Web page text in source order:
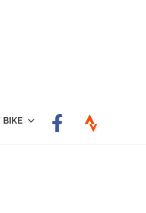
BIKE